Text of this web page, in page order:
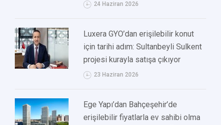
24 Haziran 2026
Luxera GYO’dan erişilebilir konut
için tarihi adım: Sultanbeyli Sulkent
projesi kurayla satışa çıkıyor
23 Haziran 2026
Ege Yapı’dan Bahçeşehir’de
erişilebilir fiyatlarla ev sahibi olma